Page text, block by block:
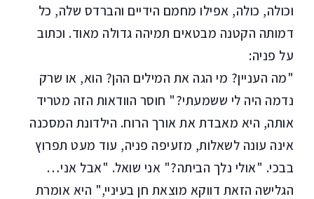
וכולה, כולה, אפילו מחמם הידיים והברדס שלה, כל
דמותה הקטנה מבטאים תמיהה גדולה מאוד. וכתוב
על פניה:
"מה העניין? מי הגה את המילים ההן? הוא, או שרק
נדמה היה לי ששמעתי?" חוסר הוודאות הזה מטריד
אותה, היא מאבדת את אורך הרוח. הילדונת המסכנה
אינה עונה לשאלות, מזעיפה פניה, עוד מעט תפרוץ
בבכי. "אולי נלך הביתה?" אני שואל. "אבל אני…
הגלישה הזאת דווקא מוצאת חן בעיניי," היא אומרת